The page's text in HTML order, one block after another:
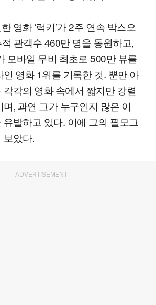
영화 ‘럭키’가 2주 연속 박스오
관객수 460만 명을 동원하고,
모바일 무비 최초로 500만 뷰를
인 영화 1위를 기록한 것. 뿐만 아
각각의 영화 속에서 짧지만 강렬
, 과연 그가 누구인지 많은 이
유발하고 있다. 이에 그의 필모그
보았다.
ADVERTISEMENT